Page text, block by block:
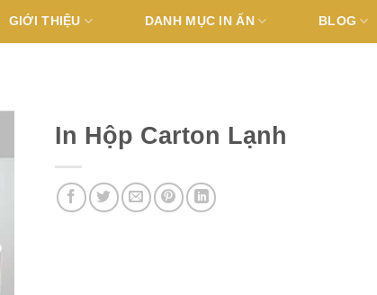
GIỚI THIỆU DANH MỤC IN ẤN BLOG
In Hộp Carton Lạnh